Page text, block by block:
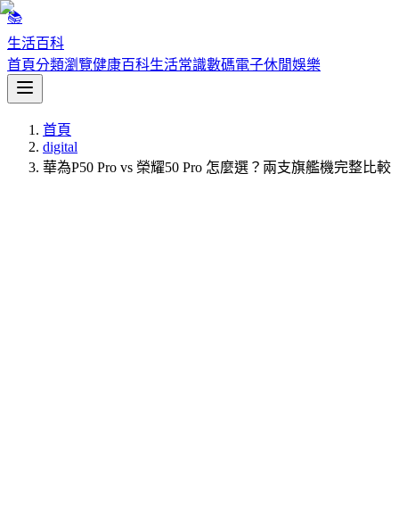
📚
生活百科
首頁分類瀏覽健康百科生活常識數碼電子休閒娛樂
首頁
digital
華為P50 Pro vs 榮耀50 Pro 怎麼選？兩支旗艦機完整比較